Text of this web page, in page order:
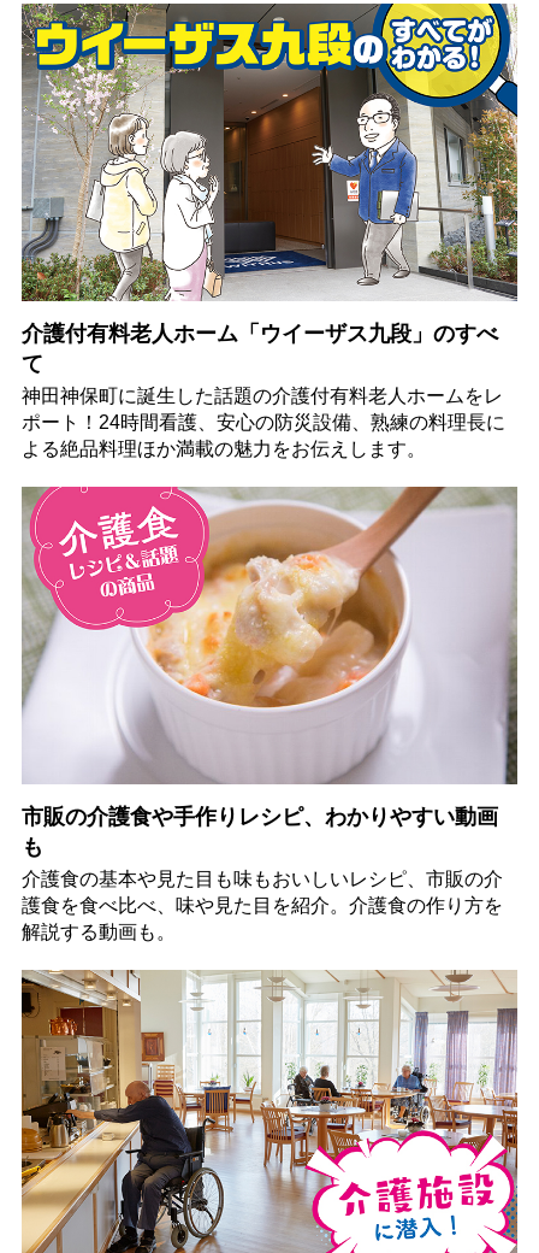
介護付有料老人ホーム「ウイーザス九段」のすべ
て
神田神保町に誕生した話題の介護付有料老人ホームをレ
ポート！24時間看護、安心の防災設備、熟練の料理長に
よる絶品料理ほか満載の魅力をお伝えします。
市販の介護食や手作りレシピ、わかりやすい動画
も
介護食の基本や見た目も味もおいしいレシピ、市販の介
護食を食べ比べ、味や見た目を紹介。介護食の作り方を
解説する動画も。